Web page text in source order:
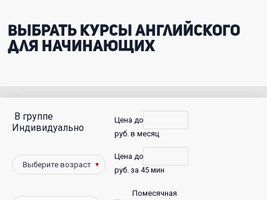
Выбрать курсы английского
для начинающих
В группе
Индивидуально
Цена до
руб. в месяц
Цена до
руб. за 45 мин
Помесячная
С
Победители